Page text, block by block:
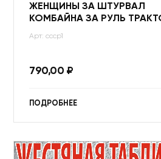
ЖЕНЩИНЫ ЗА ШТУРВАЛ
КОМБАЙНА ЗА РУЛЬ
Арт: ссср1
790,00 ₽
ПОДРОБНЕЕ